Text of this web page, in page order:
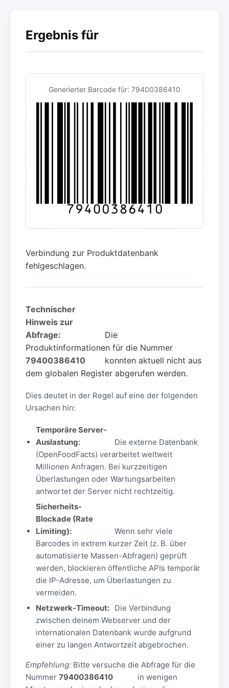
Ergebnis für
Generierter Barcode für: 79400386410
Verbindung zur Produktdatenbank
fehlgeschlagen.
Technischer
Hinweis zur
Abfrage:
Die
Produktinformationen für die Nummer
79400386410
konnten aktuell nicht aus
dem globalen Register abgerufen werden.
Dies deutet in der Regel auf eine der folgenden
Ursachen hin:
Temporäre Server-
Auslastung:
Die externe Datenbank
(OpenFoodFacts) verarbeitet weltweit
Millionen Anfragen. Bei kurzzeitigen
Überlastungen oder Wartungsarbeiten
antwortet der Server nicht rechtzeitig.
Sicherheits-
Blockade (Rate
Limiting):
Wenn sehr viele
Barcodes in extrem kurzer Zeit (z. B. über
automatisierte Massen-Abfragen) geprüft
werden, blockieren öffentliche APIs temporär
die IP-Adresse, um Überlastungen zu
vermeiden.
Netzwerk-Timeout: Die Verbindung
zwischen deinem Webserver und der
internationalen Datenbank wurde aufgrund
einer zu langen Antwortzeit abgebrochen.
Empfehlung: Bitte versuche die Abfrage für die
Nummer 79400386410
in wenigen